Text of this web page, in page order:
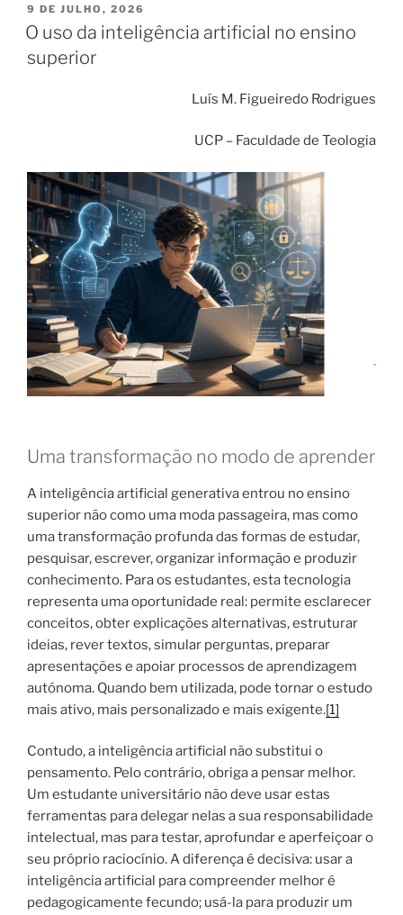
PUBLICADO
EM
9 DE JULHO, 2026
O uso da inteligência artificial no ensino
superior
Luís M. Figueiredo Rodrigues
UCP – Faculdade de Teologia
Uma transformação no modo de aprender
A inteligência artificial generativa entrou no ensino
superior não como uma moda passageira, mas como
uma transformação profunda das formas de estudar,
pesquisar, escrever, organizar informação e produzir
conhecimento. Para os estudantes, esta tecnologia
representa uma oportunidade real: permite esclarecer
conceitos, obter explicações alternativas, estruturar
ideias, rever textos, simular perguntas, preparar
apresentações e apoiar processos de aprendizagem
autónoma. Quando bem utilizada, pode tornar o estudo
mais ativo, mais personalizado e mais exigente.[1]
Contudo, a inteligência artificial não substitui o
pensamento. Pelo contrário, obriga a pensar melhor.
Um estudante universitário não deve usar estas
ferramentas para delegar nelas a sua responsabilidade
intelectual, mas para testar, aprofundar e aperfeiçoar o
seu próprio raciocínio. A diferença é decisiva: usar a
inteligência artificial para compreender melhor é
pedagogicamente fecundo; usá-la para produzir um